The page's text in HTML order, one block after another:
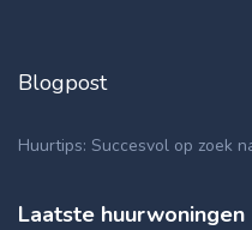
Blogpost
Huurtips: Succesvol op zoek
Laatste huurwoningen